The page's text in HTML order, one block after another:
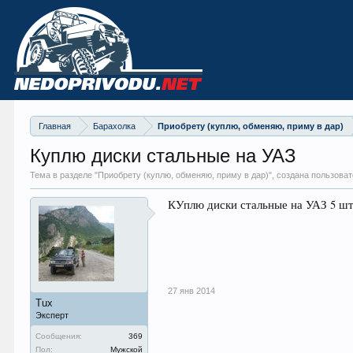
Главная Барахолка Приобрету (куплю, обменяю, приму в дар)
Куплю диски стальные на УАЗ
Тема в разделе "Приобрету (куплю, обменяю, приму в дар)", создана
Tux
Эксперт
Сообщения:
369
Пол:
Мужской
КУплю диски стальные на УАЗ 5
27 янв 2014